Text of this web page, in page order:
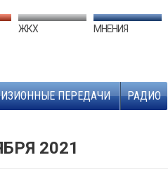
ЖКХ МНЕНИЯ
ПЕРЕДАЧИ РАДИО
2021